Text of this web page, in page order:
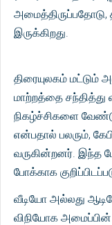
அமைத்திருப்பதோடு,
இருக்கிறது.
திரையுலகம்
மாற்றத்தை சந்தித்து
நிகழ்ச்சிகளை
என்பதால் பலரும்,
வருகின்றனர். இந்த
போக்காக
வீடியோ அல்லது
விநியோக